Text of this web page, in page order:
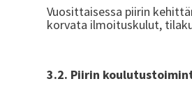
Vuosittaisessa piirin
korvata ilmoituskulut,
3.2. Piirin